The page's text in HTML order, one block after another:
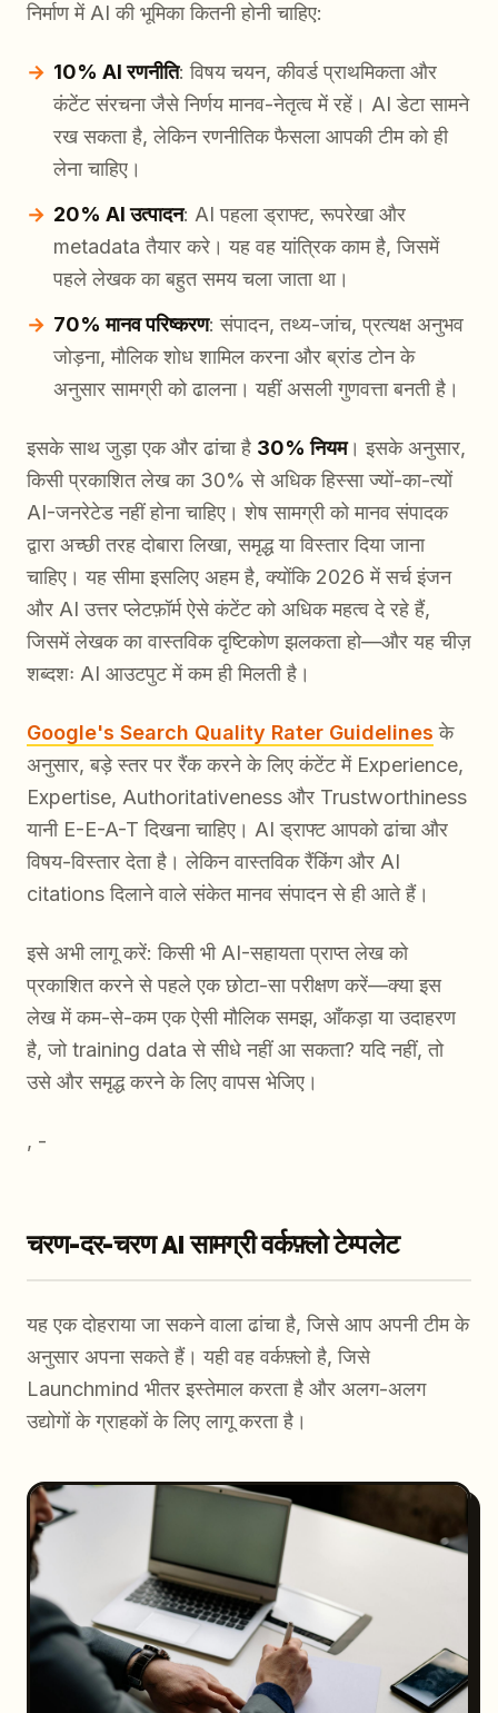
निर्माण में AI की भूमिका कितनी होनी चाहिए:
10% AI रणनीति: विषय चयन, कीवर्ड प्राथमिकता और
कंटेंट संरचना जैसे निर्णय मानव-नेतृत्व में रहें। AI डेटा सामने
रख सकता है, लेकिन रणनीतिक फैसला आपकी टीम को ही
लेना चाहिए।
20% AI उत्पादन: AI पहला ड्राफ्ट, रूपरेखा और
metadata तैयार करे। यह वह यांत्रिक काम है, जिसमें
पहले लेखक का बहुत समय चला जाता था।
70% मानव परिष्करण: संपादन, तथ्य-जांच, प्रत्यक्ष अनुभव
जोड़ना, मौलिक शोध शामिल करना और ब्रांड टोन के
अनुसार सामग्री को ढालना। यहीं असली गुणवत्ता बनती है।
इसके साथ जुड़ा एक और ढांचा है 30% नियम। इसके अनुसार,
किसी प्रकाशित लेख का 30% से अधिक हिस्सा ज्यों-का-त्यों
AI-जनरेटेड नहीं होना चाहिए। शेष सामग्री को मानव संपादक
द्वारा अच्छी तरह दोबारा लिखा, समृद्ध या विस्तार दिया जाना
चाहिए। यह सीमा इसलिए अहम है, क्योंकि 2026 में सर्च इंजन
और AI उत्तर प्लेटफ़ॉर्म ऐसे कंटेंट को अधिक महत्व दे रहे हैं,
जिसमें लेखक का वास्तविक दृष्टिकोण झलकता हो—और यह चीज़
शब्दशः AI आउटपुट में कम ही मिलती है।
Google's Search Quality Rater Guidelines के
अनुसार, बड़े स्तर पर रैंक करने के लिए कंटेंट में Experience,
Expertise, Authoritativeness और Trustworthiness
यानी E-E-A-T दिखना चाहिए। AI ड्राफ्ट आपको ढांचा और
विषय-विस्तार देता है। लेकिन वास्तविक रैंकिंग और AI
citations दिलाने वाले संकेत मानव संपादन से ही आते हैं।
इसे अभी लागू करें: किसी भी AI-सहायता प्राप्त लेख को
प्रकाशित करने से पहले एक छोटा-सा परीक्षण करें—क्या इस
लेख में कम-से-कम एक ऐसी मौलिक समझ, आँकड़ा या उदाहरण
है, जो training data से सीधे नहीं आ सकता? यदि नहीं, तो
उसे और समृद्ध करने के लिए वापस भेजिए।
, -
चरण-दर-चरण AI सामग्री वर्कफ़्लो टेम्पलेट
यह एक दोहराया जा सकने वाला ढांचा है, जिसे आप अपनी टीम के
अनुसार अपना सकते हैं। यही वह वर्कफ़्लो है, जिसे
Launchmind भीतर इस्तेमाल करता है और अलग-अलग
उद्योगों के ग्राहकों के लिए लागू करता है।